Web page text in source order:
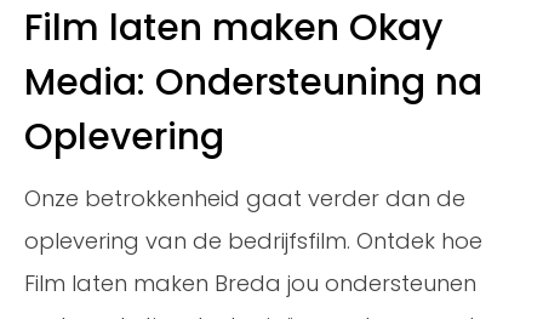
Film laten maken Okay
Media: Ondersteuning na
Oplevering
Onze betrokkenheid gaat verder dan de
oplevering van de bedrijfsfilm. Ontdek hoe
Film laten maken Breda jou ondersteunen